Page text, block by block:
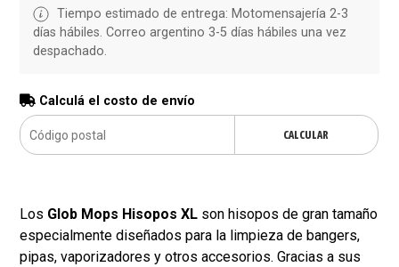
Tiempo estimado de entrega: Motomensajería 2-3
días hábiles. Correo argentino 3-5 días hábiles una vez
despachado.
Calculá el costo de envío
CALCULAR
Los Glob Mops Hisopos XL son hisopos de gran tamaño
especialmente diseñados para la limpieza de bangers,
pipas, vaporizadores y otros accesorios. Gracias a sus